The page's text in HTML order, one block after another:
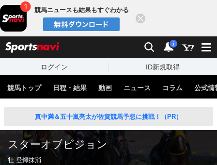
競馬ニュースも結果もすぐわかる
検索 通知
i
ログイン ID新規取得
競馬トップ 日程・結果 動画 ニュース コラム 公式情
真中満＆五十嵐亮太が佐賀競馬予想に挑戦！（PR）
スターオブビジョン
牡 登録抹消